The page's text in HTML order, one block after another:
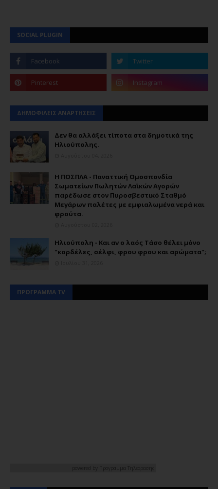
SOCIAL PLUGIN
ΔΗΜΟΦΙΛΕΙΣ ΑΝΑΡΤΗΣΕΙΣ
Δεν θα αλλάξει τίποτα στα δημοτικά της
Ηλιούπολης.
Η ΠΟΣΠΛΑ - Παναττική Ομοσπονδία
Σωματείων Πωλητών Λαϊκών Αγορών
παρέδωσε στον Πυροσβεστικό Σταθμό
Μεγάρων παλέτες με εμφιαλωμένα νερά και
φρούτα.
Ηλιούπολη - Και αν ο λαός Τάσο θέλει μόνο
"κορδέλες, σέλφι, φρου φρου και αρώματα";
ΠΡΟΓΡΑΜΜΑ TV